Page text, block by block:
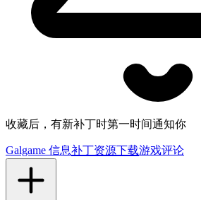
收藏后，有新补丁时第一时间通知你
Galgame 信息补丁资源下载游戏评论